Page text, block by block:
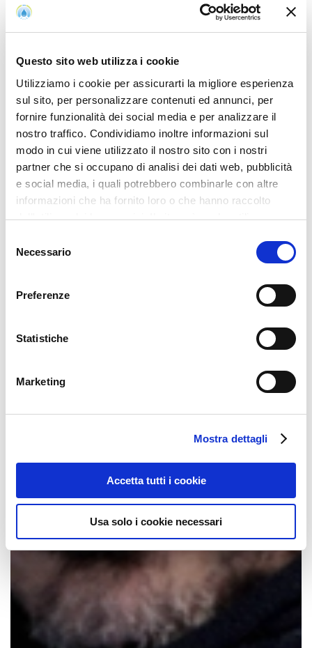
Questo sito web utilizza i cookie
Utilizziamo i cookie per assicurarti la migliore esperienza
sul sito, per personalizzare contenuti ed annunci, per
fornire funzionalità dei social media e per analizzare il
nostro traffico. Condividiamo inoltre informazioni sul
modo in cui viene utilizzato il nostro sito con i nostri
partner che si occupano di analisi dei dati web, pubblicità
e social media, i quali potrebbero combinarle con altre
informazioni che ha fornito loro o che hanno raccolto
dall'utilizzo dei loro servizi. Il sito può anche utilizzare
personalizzati. Per il trattamento dei dati si rimanda alla
. Acconsenta ai nostri cookie se
delNecessario
Preferenze
Statistiche
Marketing
Mostra dettagli
Accetta tutti i cookie
Usa solo i cookie necessari